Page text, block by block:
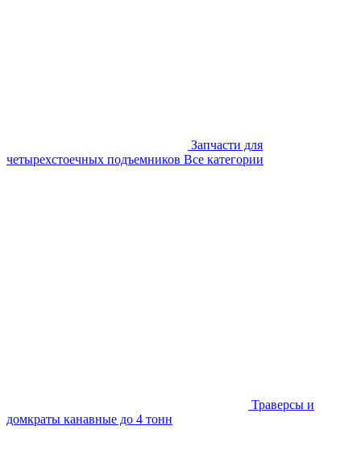
Запчасти для
четырехстоечных подъемников Все категории
Траверсы и
домкраты канавные до 4 тонн